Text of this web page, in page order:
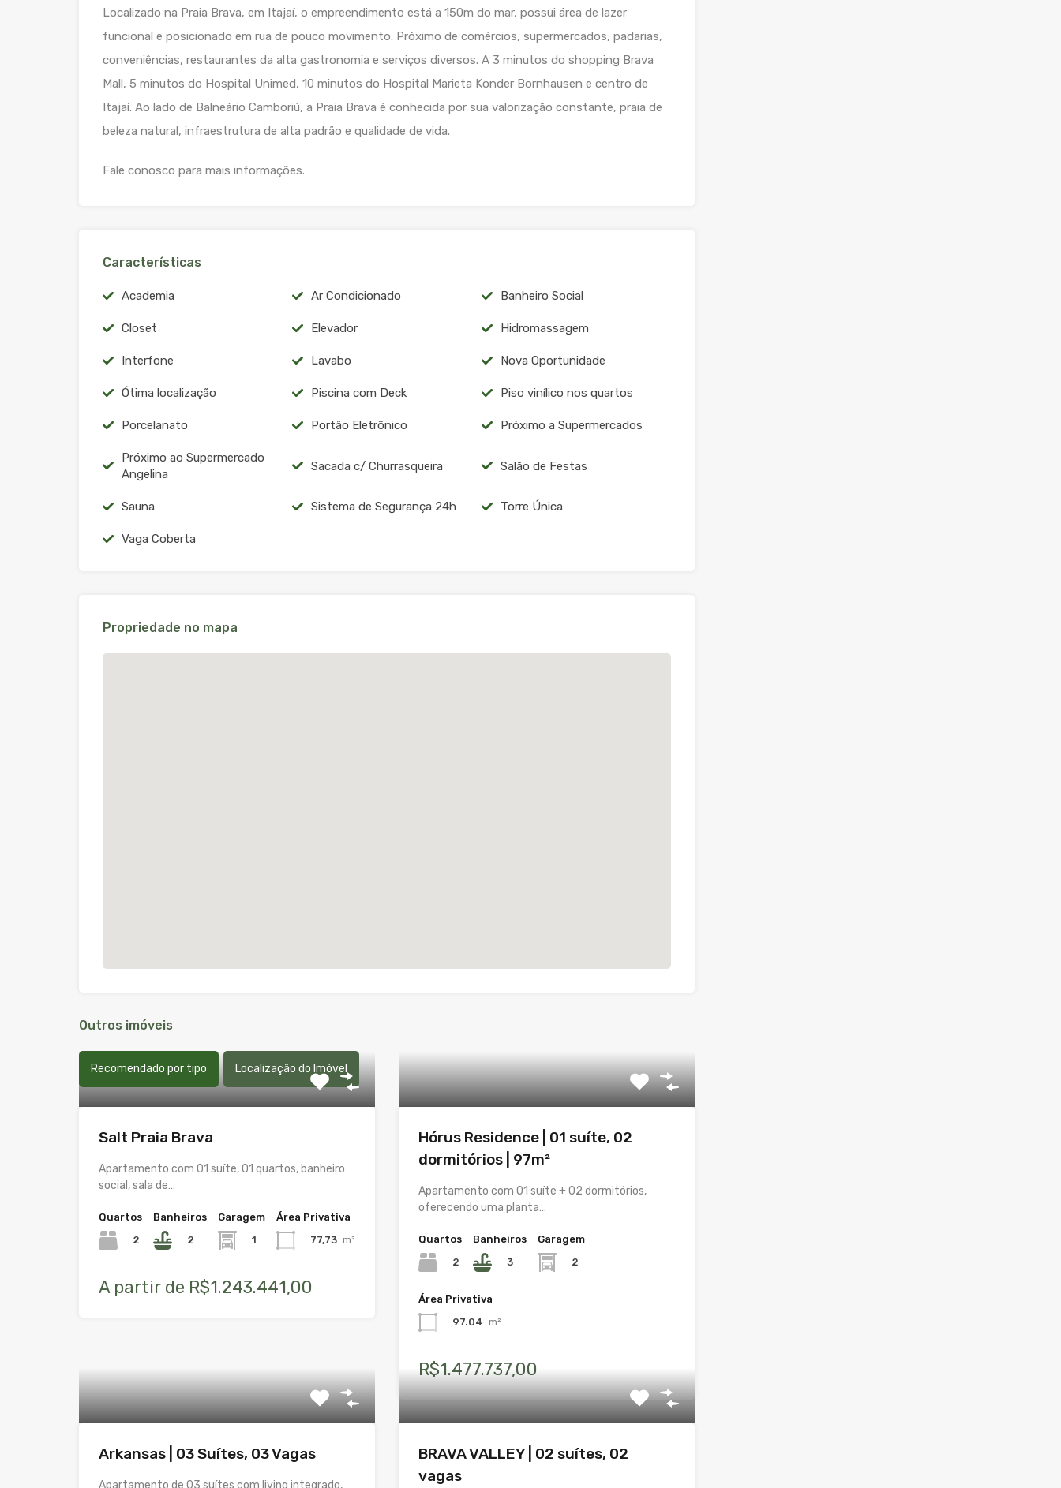
Localizado na Praia Brava, em Itajaí, o empreendimento está a 150m do mar, possui área de lazer
funcional e posicionado em rua de pouco movimento. Próximo de comércios, supermercados, padarias,
conveniências, restaurantes da alta gastronomia e serviços diversos. A 3 minutos do shopping Brava
Mall, 5 minutos do Hospital Unimed, 10 minutos do Hospital Marieta Konder Bornhausen e centro de
Itajaí. Ao lado de Balneário Camboriú, a Praia Brava é conhecida por sua valorização constante, praia de
beleza natural, infraestrutura de alta padrão e qualidade de vida.
Fale conosco para mais informações.
Características
Academia Ar Condicionado Banheiro Social
Closet Elevador Hidromassagem
Interfone Lavabo Nova Oportunidade
Ótima localização Piscina com Deck Piso vinílico nos quartos
Porcelanato Portão Eletrônico Próximo a Supermercados
Próximo ao Supermercado
Angelina
Sacada c/ Churrasqueira Salão de Festas
Sauna Sistema de Segurança 24h Torre Única
Vaga Coberta
Propriedade no mapa
Outros imóveis
Recomendado por tipo Localização do Imóvel
Salt Praia Brava
Apartamento com 01 suíte, 01 quartos, banheiro
social, sala de…
Quartos
2
Banheiros
2
Garagem
1
Área Privativa
77,73 m²
A partir de R$1.243.441,00
Hórus Residence | 01 suíte, 02
dormitórios | 97m²
Apartamento com 01 suíte + 02 dormitórios,
oferecendo uma planta…
Quartos
2
Banheiros
3
Garagem
2
Área Privativa
97.04 m²
R$1.477.737,00
Arkansas | 03 Suítes, 03 Vagas
BRAVA VALLEY | 02 suítes, 02
vagas